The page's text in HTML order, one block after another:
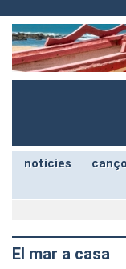
notícies
El mar a casa